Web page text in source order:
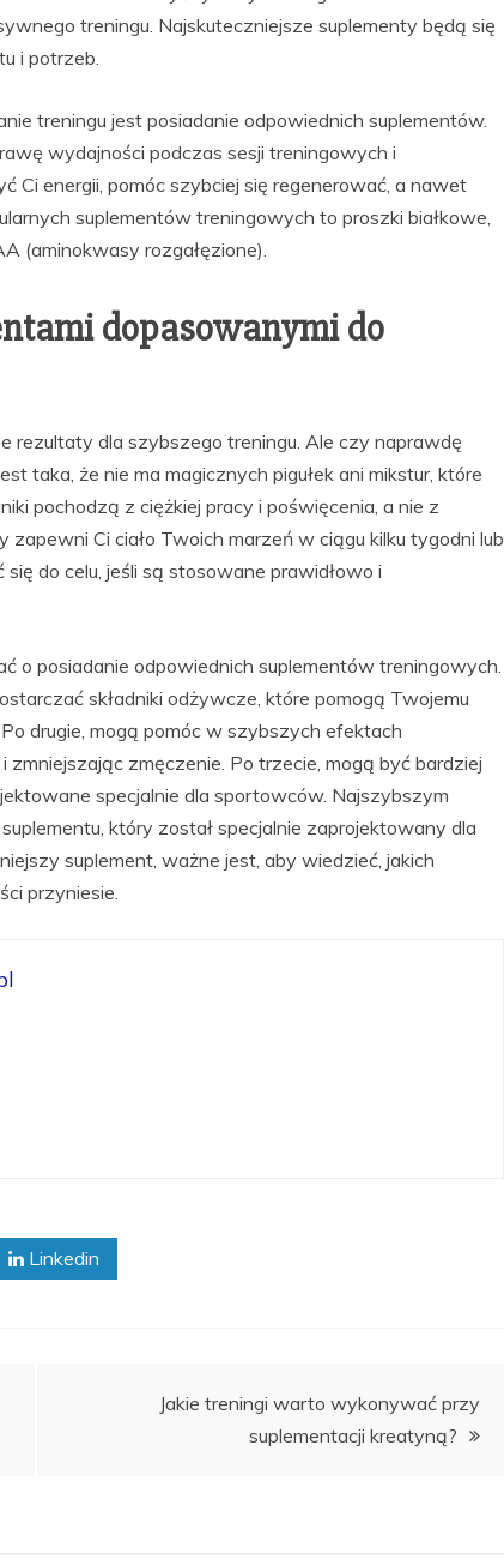
treningu. Najskuteczniejsze suplementy będą się
i potrzeb.
treningu jest posiadanie odpowiednich suplementów.
wydajności podczas sesji treningowych i
energii, pomóc szybciej się regenerować, a nawet
suplementów treningowych to proszki białkowe,
(aminokwasy rozgałęzione).
dopasowanymi do
rezultaty dla szybszego treningu. Ale czy naprawdę
taka, że nie ma magicznych pigułek ani mikstur, które
pochodzą z ciężkiej pracy i poświęcenia, a nie z
Ci ciało Twoich marzeń w ciągu kilku tygodni lub
do celu, jeśli są stosowane prawidłowo i
o posiadanie odpowiednich suplementów treningowych.
składniki odżywcze, które pomogą Twojemu
drugie, mogą pomóc w szybszych efektach
zmęczenie. Po trzecie, mogą być bardziej
specjalnie dla sportowców. Najszybszym
który został specjalnie zaprojektowany dla
suplement, ważne jest, aby wiedzieć, jakich
przyniesie.
Linkedin
Jakie treningi warto wykonywać przy
suplementacji kreatyną?